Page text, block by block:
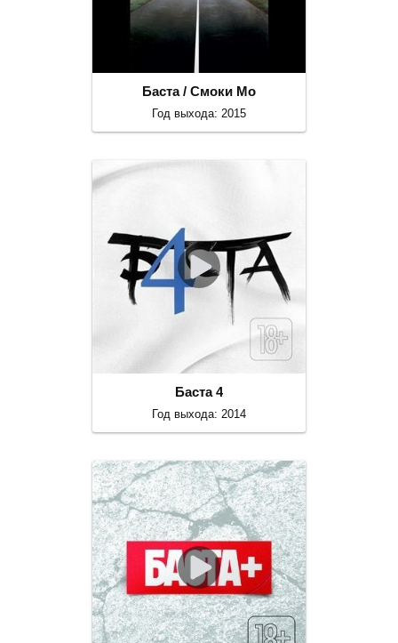
Баста / Смоки Мо
Год выхода: 2015
Баста 4
Год выхода: 2014